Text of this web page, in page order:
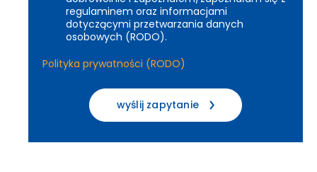
regulaminem oraz informacjami
dotyczącymi przetwarzania danych
osobowych (RODO).
Polityka prywatności (RODO)
wyślij zapytanie